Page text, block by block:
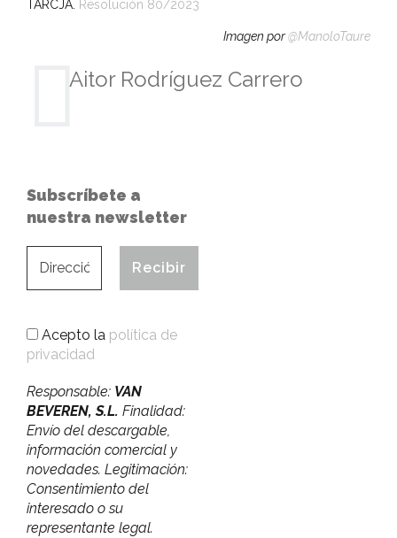
TARCJA. Resolución 80/2023
Imagen por@ManoloTaure
Aitor Rodríguez Carrero
Subscríbete a
nuestra newsletter
Acepto la política de
privacidad
Responsable: VAN
BEVEREN, S.L. Finalidad:
Envío del descargable,
información comercial y
novedades. Legitimación:
Consentimiento del
interesado o su
representante legal.